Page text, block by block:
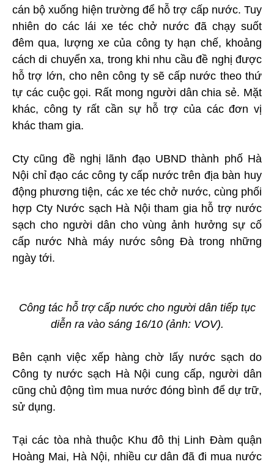
cán bộ xuống hiện trường để hỗ trợ cấp nước. Tuy
nhiên do các lái xe téc chở nước đã chạy suốt
đêm qua, lượng xe của công ty hạn chế, khoảng
cách di chuyển xa, trong khi nhu cầu đề nghị được
hỗ trợ lớn, cho nên công ty sẽ cấp nước theo thứ
tự các cuộc gọi. Rất mong người dân chia sẻ. Mặt
khác, công ty rất cần sự hỗ trợ của các đơn vị
khác tham gia.
Cty cũng đề nghị lãnh đạo UBND thành phố Hà
Nội chỉ đạo các công ty cấp nước trên địa bàn huy
động phương tiện, các xe téc chở nước, cùng phối
hợp Cty Nước sạch Hà Nội tham gia hỗ trợ nước
sạch cho người dân cho vùng ảnh hưởng sự cố
cấp nước Nhà máy nước sông Đà trong những
ngày tới.
Công tác hỗ trợ cấp nước cho người dân tiếp tục
diễn ra vào sáng 16/10 (ảnh: VOV).
Bên cạnh việc xếp hàng chờ lấy nước sạch do
Công ty nước sạch Hà Nội cung cấp, người dân
cũng chủ động tìm mua nước đóng bình để dự trữ,
sử dụng.
Tại các tòa nhà thuộc Khu đô thị Linh Đàm quận
Hoàng Mai, Hà Nội, nhiều cư dân đã đi mua nước